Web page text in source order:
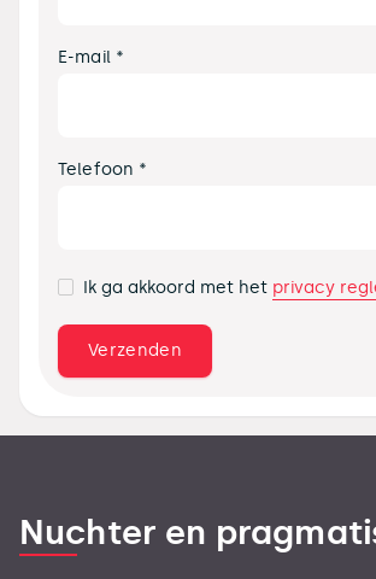
E-mail *
Telefoon *
Ik ga akkoord met het privacy
Nuchter en